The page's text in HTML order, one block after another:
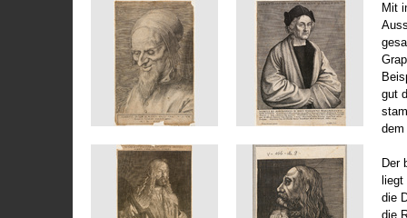
Mit
gut
dem
Der
die
die